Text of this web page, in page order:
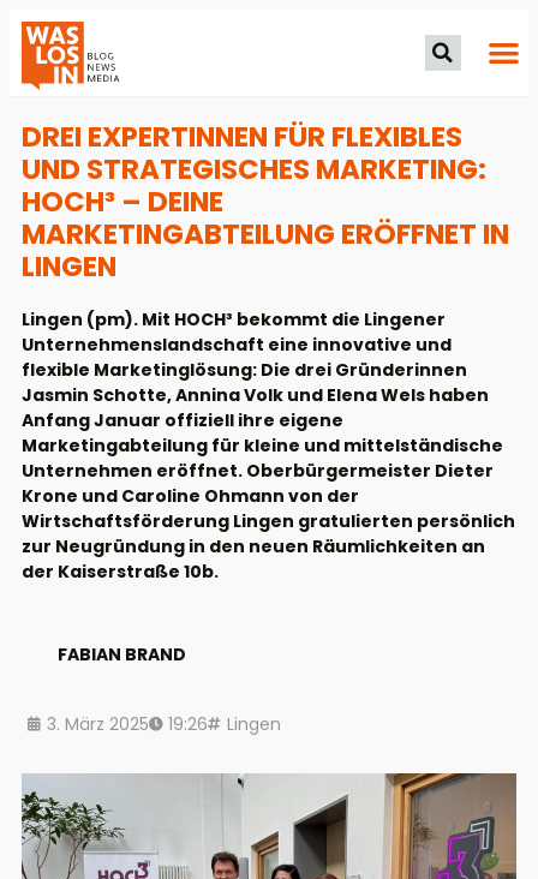
DREI EXPERTINNEN FÜR FLEXIBLES
UND STRATEGISCHES MARKETING:
HOCH³ – DEINE
MARKETINGABTEILUNG ERÖFFNET IN
LINGEN
Lingen (pm). Mit HOCH³ bekommt die Lingener
Unternehmenslandschaft eine innovative und
flexible Marketinglösung: Die drei Gründerinnen
Jasmin Schotte, Annina Volk und Elena Wels haben
Anfang Januar offiziell ihre eigene
Marketingabteilung für kleine und mittelständische
Unternehmen eröffnet. Oberbürgermeister Dieter
Krone und Caroline Ohmann von der
Wirtschaftsförderung Lingen gratulierten persönlich
zur Neugründung in den neuen Räumlichkeiten an
der Kaiserstraße 10b.
FABIAN BRAND
3. März 2025 19:26 Lingen